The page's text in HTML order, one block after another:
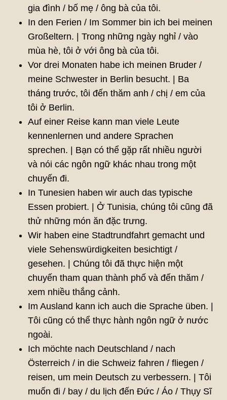
gia đình / bố mẹ / ông bà của tôi.
In den Ferien / Im Sommer bin ich bei meinen
Großeltern. | Trong những ngày nghỉ / vào
mùa hè, tôi ở với ông bà của tôi.
Vor drei Monaten habe ich meinen Bruder /
meine Schwester in Berlin besucht. | Ba
tháng trước, tôi đến thăm anh / chị / em của
tôi ở Berlin.
Auf einer Reise kann man viele Leute
kennenlernen und andere Sprachen
sprechen. | Bạn có thể gặp rất nhiều người
và nói các ngôn ngữ khác nhau trong một
chuyến đi.
In Tunesien haben wir auch das typische
Essen probiert. | Ở Tunisia, chúng tôi cũng đã
thử những món ăn đặc trưng.
Wir haben eine Stadtrundfahrt gemacht und
viele Sehenswürdigkeiten besichtigt /
gesehen. | Chúng tôi đã thực hiện một
chuyến tham quan thành phố và đến thăm /
xem nhiều thắng cảnh.
Im Ausland kann ich auch die Sprache üben. |
Tôi cũng có thể thực hành ngôn ngữ ở nước
ngoài.
Ich möchte nach Deutschland / nach
Österreich / in die Schweiz fahren / fliegen /
reisen, um mein Deutsch zu verbessern. | Tôi
muốn đi / bay / du lịch đến Đức / Áo / Thụy Sĩ